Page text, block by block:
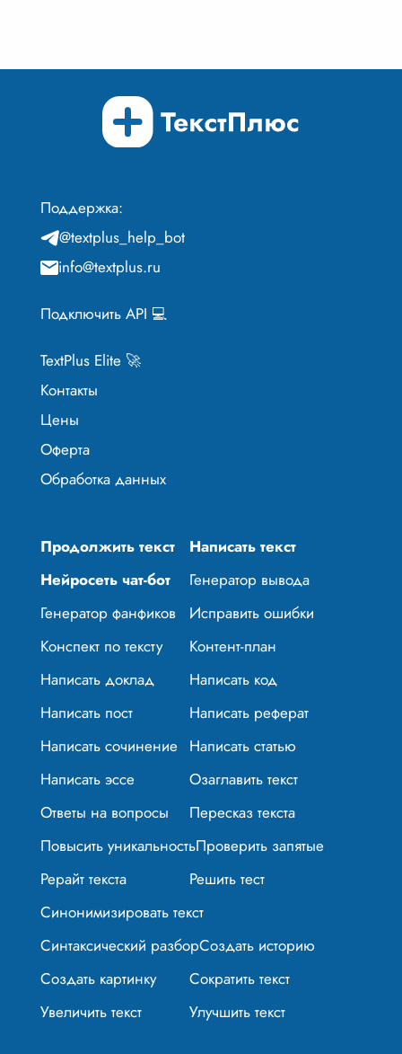
Поддержка:
@textplus_help_bot
info@textplus.ru
Подключить API 💻
TextPlus Elite 🚀
Контакты
Цены
Оферта
Обработка данных
Продолжить текст
Написать текст
Нейросеть чат-бот
Генератор вывода
Генератор фанфиков
Исправить ошибки
Конспект по тексту
Контент-план
Написать доклад
Написать код
Написать пост
Написать реферат
Написать сочинение Написать статью
Написать эссе
Озаглавить текст
Ответы на вопросы
Пересказ текста
Повысить уникальностьПроверить запятые
Рерайт текста
Решить тест
Синонимизировать текст
Синтаксический разборСоздать историю
Создать картинку
Сократить текст
Увеличить текст
Улучшить текст